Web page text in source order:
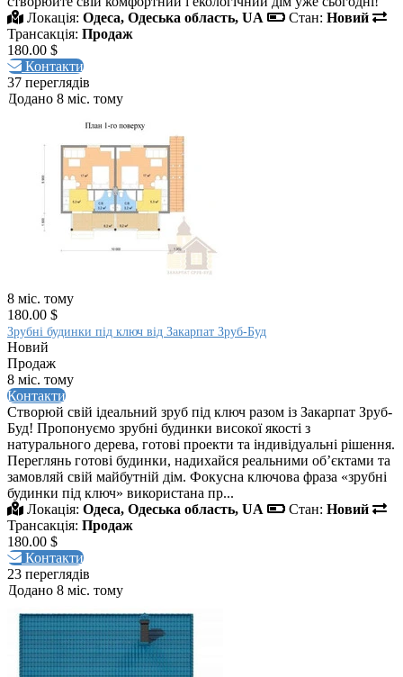
Локація: Одеса, Одеська область, UA Стан: Новий
Трансакція: Продаж
180.00 $
Контакти
37 переглядів
Додано 8 міс. тому
8 міс. тому
180.00 $
Зрубні будинки під ключ від Закарпат Зруб-Буд
Новий
Продаж
8 міс. тому
Контакти
Створюй свій ідеальний зруб під ключ разом із Закарпат Зруб-
Буд! Пропонуємо зрубні будинки високої якості з
натурального дерева, готові проекти та індивідуальні рішення.
Переглянь готові будинки, надихайся реальними об’єктами та
замовляй свій майбутній дім. Фокусна ключова фраза «зрубні
будинки під ключ» використана пр...
Локація: Одеса, Одеська область, UA Стан: Новий
Трансакція: Продаж
180.00 $
Контакти
23 переглядів
Додано 8 міс. тому